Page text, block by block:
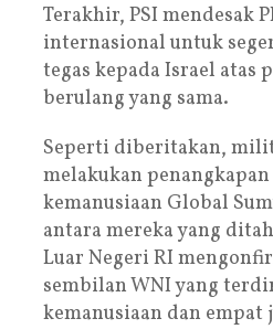
Terakhir, PSI mendesak
internasional untuk
tegas kepada Israel atas
berulang yang sama.
Seperti diberitakan,
melakukan
kemanusiaan Global
antara mereka yang
Luar Negeri RI
sembilan WNI yang
kemanusiaan dan empat